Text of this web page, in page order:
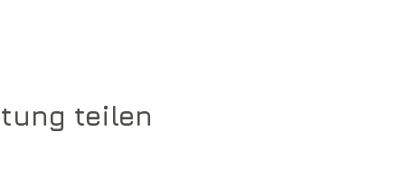
teilen